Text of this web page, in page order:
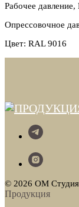
Рабочее
Опрессовочное
Цвет: RAL 9016
© 2026 ОМ Студия
Продукция